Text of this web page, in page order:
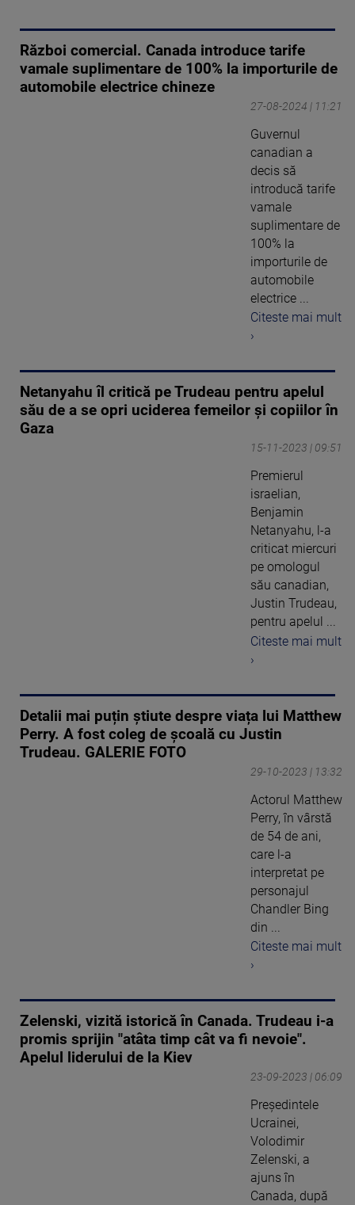
Război comercial. Canada introduce tarife
vamale suplimentare de 100% la importurile de
automobile electrice chineze
27-08-2024 | 11:21
Guvernul
canadian a
decis să
introducă tarife
vamale
suplimentare de
100% la
importurile de
automobile
electrice ...
Citeste mai mult
›
Netanyahu îl critică pe Trudeau pentru apelul
său de a se opri uciderea femeilor şi copiilor în
Gaza
15-11-2023 | 09:51
Premierul
israelian,
Benjamin
Netanyahu, l-a
criticat miercuri
pe omologul
său canadian,
Justin Trudeau,
pentru apelul ...
Citeste mai mult
›
Detalii mai puțin știute despre viața lui Matthew
Perry. A fost coleg de școală cu Justin
Trudeau. GALERIE FOTO
29-10-2023 | 13:32
Actorul Matthew
Perry, în vârstă
de 54 de ani,
care l-a
interpretat pe
personajul
Chandler Bing
din ...
Citeste mai mult
›
Zelenski, vizită istorică în Canada. Trudeau i-a
promis sprijin "atâta timp cât va fi nevoie".
Apelul liderului de la Kiev
23-09-2023 | 06:09
Președintele
Ucrainei,
Volodimir
Zelenski, a
ajuns în
Canada, după